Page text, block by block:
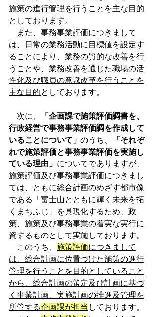
施策の進行管理を行うことを主な目的
としております。
また、事務事業評価につきまして
は、日常の業務活動に目標値を設定す
ることにより、 業務の質的な改善を行
うことや、業務改善を通じた職場の活
性化及び職員の意識改革を行うことを
主な目的としております。
次に、 「 企画課で施策評価調書を、
行政経営で事務事業評価調を作成して
いることについて 」 のうち、
「それぞ
れで施策評価と事務事業評価を実施し
ている理由」 についてでありますが、
施策評価及び事務事業評価につきまし
ては、ともに総合計画のめざす都市像
である「富士山とともに輝く未来を拓
くまちふじ」を具現化するため、政
策、施策及び事務事業の着実な実行に
資するものとして実施しております。
このうち、 施策評価につきまして
は、総合計画に位置づけた施策の進行
管理を行うことを目的としていること
から、総合計画の策定及び計画に基づ
く事業計画、実施計画の推進及管理を
所管する企画課が担当 しております。